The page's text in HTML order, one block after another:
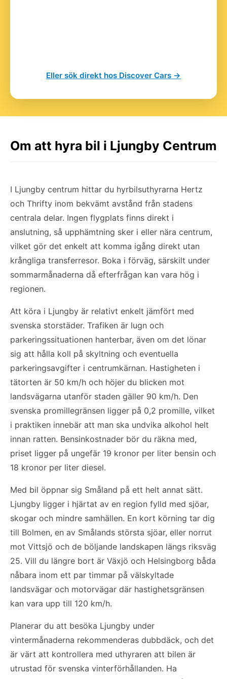
Eller sök direkt hos Discover Cars →
Om att hyra bil i Ljungby Centrum
I Ljungby centrum hittar du hyrbilsuthyrarna Hertz
och Thrifty inom bekvämt avstånd från stadens
centrala delar. Ingen flygplats finns direkt i
anslutning, så upphämtning sker i eller nära centrum,
vilket gör det enkelt att komma igång direkt utan
krångliga transferresor. Boka i förväg, särskilt under
sommarmånaderna då efterfrågan kan vara hög i
regionen.
Att köra i Ljungby är relativt enkelt jämfört med
svenska storstäder. Trafiken är lugn och
parkeringssituationen hanterbar, även om det lönar
sig att hålla koll på skyltning och eventuella
parkeringsavgifter i centrumkärnan. Hastigheten i
tätorten är 50 km/h och höjer du blicken mot
landsvägarna utanför staden gäller 90 km/h. Den
svenska promillegränsen ligger på 0,2 promille, vilket
i praktiken innebär att man ska undvika alkohol helt
innan ratten. Bensinkostnader bör du räkna med,
priset ligger på ungefär 19 kronor per liter bensin och
18 kronor per liter diesel.
Med bil öppnar sig Småland på ett helt annat sätt.
Ljungby ligger i hjärtat av en region fylld med sjöar,
skogar och mindre samhällen. En kort körning tar dig
till Bolmen, en av Smålands största sjöar, eller norrut
mot Vittsjö och de böljande landskapen längs riksväg
25. Vill du längre bort är Växjö och Helsingborg båda
nåbara inom ett par timmar på välskyltade
landsvägar och motorvägar där hastighetsgränsen
kan vara upp till 120 km/h.
Planerar du att besöka Ljungby under
vintermånaderna rekommenderas dubbdäck, och det
är värt att kontrollera med uthyraren att bilen är
utrustad för svenska vinterförhållanden. Ha